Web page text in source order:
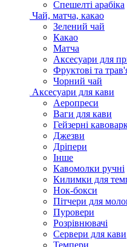
Спешелті арабіка
Чай, матча, какао
Зелений чай
Какао
Матча
Аксесуари для
Фруктові та
Чорний чай
Аксесуари для кави
Аеропреси
Ваги для кави
Гейзерні
Джезви
Дріпери
Інше
Кавомолки ручні
Килимки для
Нок-бокси
Пітчери для
Пуровери
Розрівнювачі
Сервери для кави
Темпери